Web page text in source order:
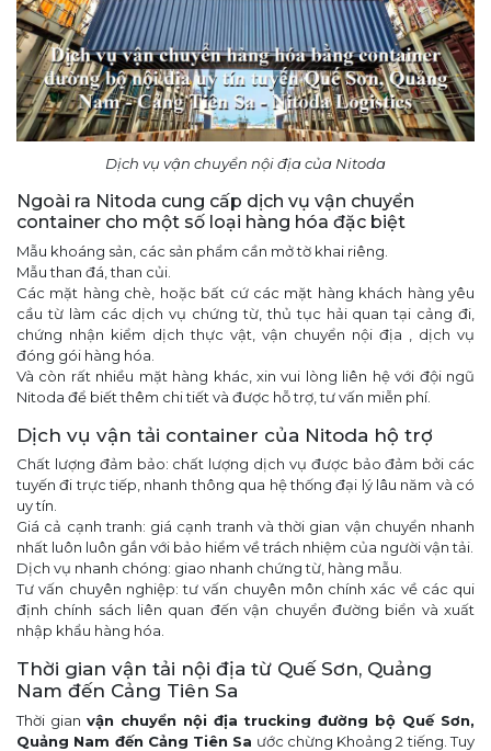
Dịch vụ vận chuyển nội địa của Nitoda
Ngoài ra Nitoda cung cấp dịch vụ vận chuyển
container cho một số loại hàng hóa đặc biệt
Mẫu khoáng sản, các sản phẩm cần mở tờ khai riêng.
Mẫu than đá, than củi.
Các mặt hàng chè, hoặc bất cứ các mặt hàng khách hàng yêu
cầu từ làm các dịch vụ chứng từ, thủ tục hải quan tại cảng đi,
chứng nhận kiểm dịch thực vật, vận chuyển nội địa , dịch vụ
đóng gói hàng hóa.
Và còn rất nhiều mặt hàng khác, xin vui lòng liên hệ với đội ngũ
Nitoda để biết thêm chi tiết và được hỗ trợ, tư vấn miễn phí.
Dịch vụ vận tải container của Nitoda hộ trợ
Chất lượng đảm bảo: chất lượng dịch vụ được bảo đảm bởi các
tuyến đi trực tiếp, nhanh thông qua hệ thống đại lý lâu năm và có
uy tín.
Giá cả cạnh tranh: giá cạnh tranh và thời gian vận chuyển nhanh
nhất luôn luôn gắn với bảo hiểm về trách nhiệm của người vận tải.
Dịch vụ nhanh chóng: giao nhanh chứng từ, hàng mẫu.
Tư vấn chuyên nghiệp: tư vấn chuyên môn chính xác về các qui
định chính sách liên quan đến vận chuyển đường biển và xuất
nhập khẩu hàng hóa.
Thời gian vận tải nội địa từ Quế Sơn, Quảng
Nam đến Cảng Tiên Sa
Thời gian vận chuyển nội địa trucking đường bộ Quế Sơn,
Quảng Nam đến Cảng Tiên Sa ước chừng Khoảng 2 tiếng. Tuy